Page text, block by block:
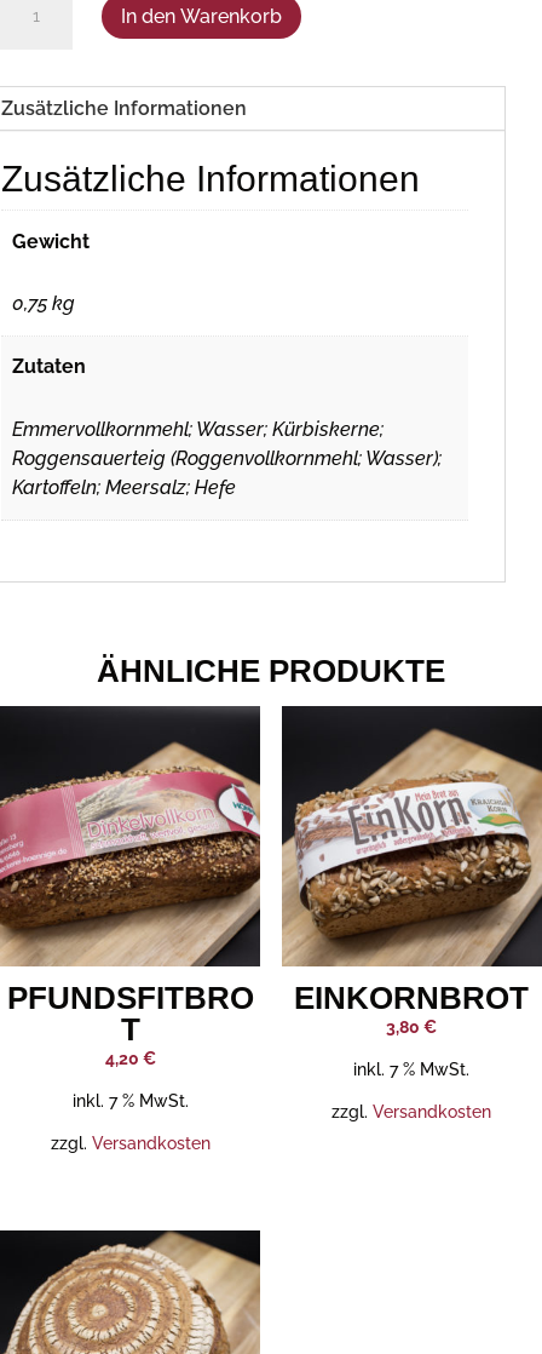
Menge
In den Warenkorb
Zusätzliche Informationen
Zusätzliche Informationen
Gewicht
0,75 kg
Zutaten
Emmervollkornmehl; Wasser; Kürbiskerne;
Roggensauerteig (Roggenvollkornmehl; Wasser);
Kartoffeln; Meersalz; Hefe
ÄHNLICHE PRODUKTE
PFUNDSFITBRO
T
4,20 €
inkl. 7 % MwSt.
zzgl. Versandkosten
EINKORNBROT
3,80€
inkl. 7 % MwSt.
zzgl.Versandkosten